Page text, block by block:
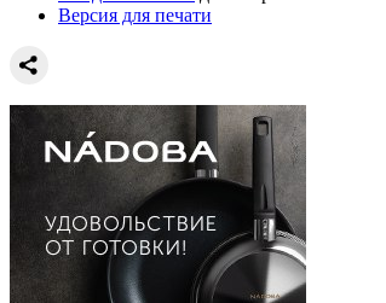
Версия для печати